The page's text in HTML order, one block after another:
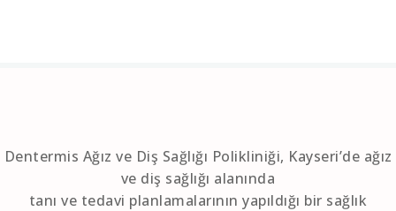
Dentermis Ağız ve Diş Sağlığı Polikliniği, Kayseri’de ağız
ve diş sağlığı alanında
tanı ve tedavi planlamalarının yapıldığı bir sağlık